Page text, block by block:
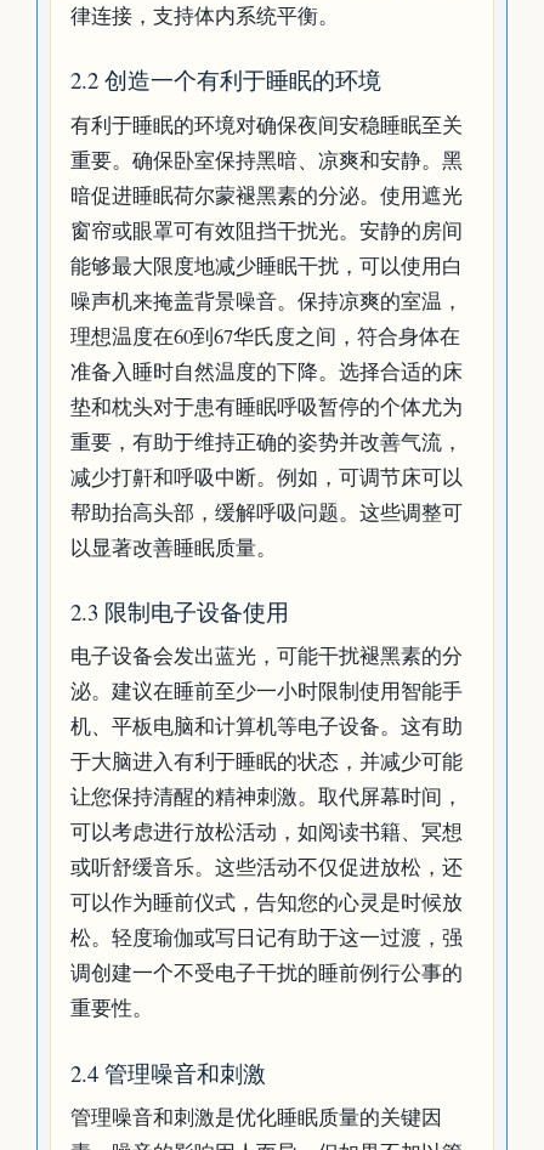
律连接，支持体内系统平衡。
2.2 创造一个有利于睡眠的环境
有利于睡眠的环境对确保夜间安稳睡眠至关
重要。确保卧室保持黑暗、凉爽和安静。黑
暗促进睡眠荷尔蒙褪黑素的分泌。使用遮光
窗帘或眼罩可有效阻挡干扰光。安静的房间
能够最大限度地减少睡眠干扰，可以使用白
噪声机来掩盖背景噪音。保持凉爽的室温，
理想温度在60到67华氏度之间，符合身体在
准备入睡时自然温度的下降。选择合适的床
垫和枕头对于患有睡眠呼吸暂停的个体尤为
重要，有助于维持正确的姿势并改善气流，
减少打鼾和呼吸中断。例如，可调节床可以
帮助抬高头部，缓解呼吸问题。这些调整可
以显著改善睡眠质量。
2.3 限制电子设备使用
电子设备会发出蓝光，可能干扰褪黑素的分
泌。建议在睡前至少一小时限制使用智能手
机、平板电脑和计算机等电子设备。这有助
于大脑进入有利于睡眠的状态，并减少可能
让您保持清醒的精神刺激。取代屏幕时间，
可以考虑进行放松活动，如阅读书籍、冥想
或听舒缓音乐。这些活动不仅促进放松，还
可以作为睡前仪式，告知您的心灵是时候放
松。轻度瑜伽或写日记有助于这一过渡，强
调创建一个不受电子干扰的睡前例行公事的
重要性。
2.4 管理噪音和刺激
管理噪音和刺激是优化睡眠质量的关键因